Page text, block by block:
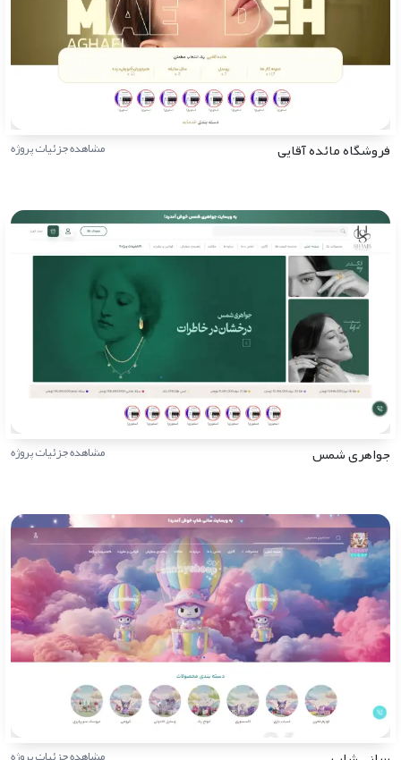
فروشگاه مائده آقایی مشاهده جزئیات پروژه
جواهری شمس مشاهده جزئیات پروژه